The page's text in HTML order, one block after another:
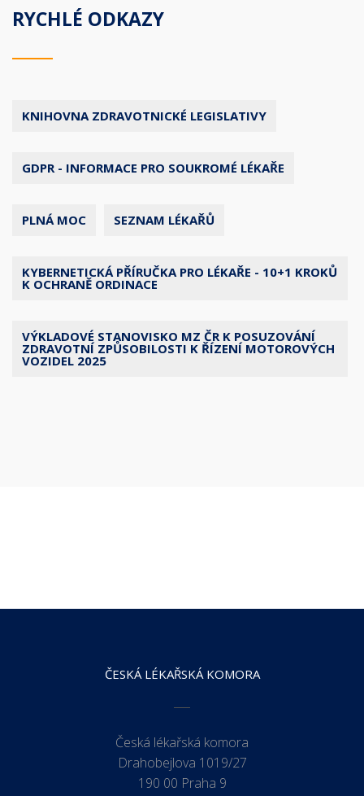
RYCHLÉ ODKAZY
KNIHOVNA ZDRAVOTNICKÉ LEGISLATIVY
GDPR - INFORMACE PRO SOUKROMÉ LÉKAŘE
PLNÁ MOC SEZNAM LÉKAŘŮ
KYBERNETICKÁ PŘÍRUČKA PRO LÉKAŘE - 10+1 KROKŮ
K OCHRANĚ ORDINACE
VÝKLADOVÉ STANOVISKO MZ ČR K POSUZOVÁNÍ
ZDRAVOTNÍ ZPŮSOBILOSTI K ŘÍZENÍ MOTOROVÝCH
VOZIDEL 2025
ČESKÁ LÉKAŘSKÁ KOMORA
Česká lékařská komora
Drahobejlova 1019/27
190 00 Praha 9